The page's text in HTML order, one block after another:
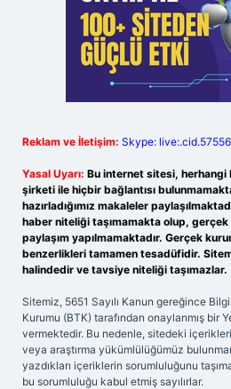
Reklam ve İletişim: Skype:
Yasal Uyarı: Bu internet sitesi, herhangi
şirketi ile hiçbir bağlantısı
hazırladığımız makaleler
haber niteliği taşımamakta olup,
paylaşım yapılmamaktadır. Gerçek
benzerlikleri tamamen tesadüfidir.
halindedir ve tavsiye niteliği taşımazlar.
Sitemiz, 5651 Sayılı Kanun gereğince
Kurumu (BTK) tarafından onaylanmış bir
vermektedir. Bu nedenle, sitedeki
veya araştırma yükümlülüğümüz
yazdıkları içeriklerin sorumluluğunu
bu sorumluluğu kabul etmiş sayılırlar.